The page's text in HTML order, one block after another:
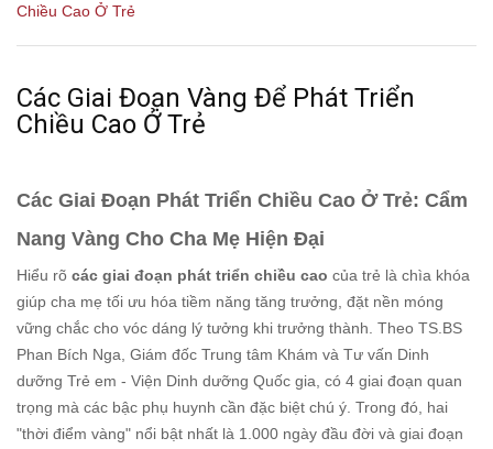
Chiều Cao Ở Trẻ
Các Giai Đoạn Vàng Để Phát Triển
Chiều Cao Ở Trẻ
Các Giai Đoạn Phát Triển Chiều Cao Ở Trẻ: Cẩm
Nang Vàng Cho Cha Mẹ Hiện Đại
Hiểu rõ các giai đoạn phát triển chiều cao của trẻ là chìa khóa
giúp cha mẹ tối ưu hóa tiềm năng tăng trưởng, đặt nền móng
vững chắc cho vóc dáng lý tưởng khi trưởng thành. Theo TS.BS
Phan Bích Nga, Giám đốc Trung tâm Khám và Tư vấn Dinh
dưỡng Trẻ em - Viện Dinh dưỡng Quốc gia, có 4 giai đoạn quan
trọng mà các bậc phụ huynh cần đặc biệt chú ý. Trong đó, hai
"thời điểm vàng" nổi bật nhất là 1.000 ngày đầu đời và giai đoạn